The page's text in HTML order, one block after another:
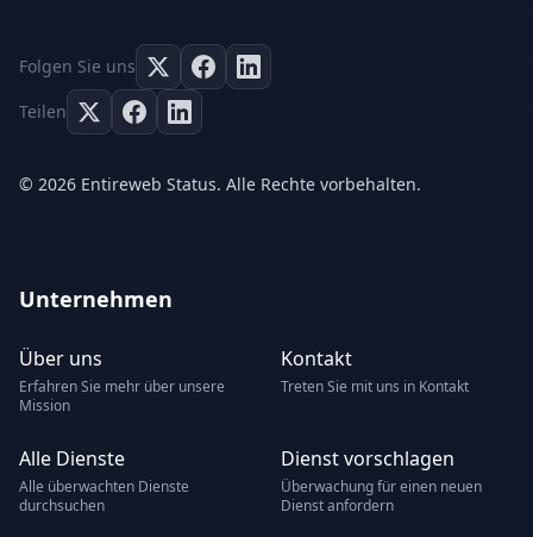
Folgen Sie uns
Teilen
© 2026 Entireweb Status. Alle Rechte vorbehalten.
Unternehmen
Über uns
Erfahren Sie mehr über unsere
Mission
Kontakt
Treten Sie mit uns in Kontakt
Alle Dienste
Alle überwachten Dienste
durchsuchen
Dienst vorschlagen
Überwachung für einen neuen
Dienst anfordern